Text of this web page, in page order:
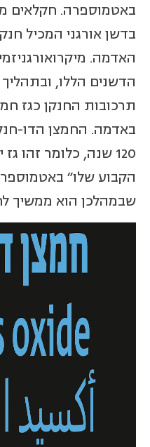
באטמוספרה. חקלאים
בדשן אורגני המכיל
האדמה.
הדשנים הללו,
תרכובות החנקן כגז
באדמה. החמצן הדו-
120 שנה, כלומר זהו
הקבוע שלו"
שבמהלכן הוא ממשיך